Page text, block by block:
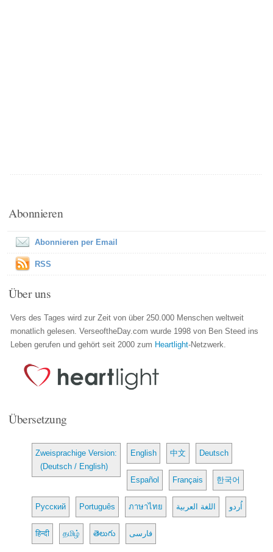
Abonnieren
Abonnieren per Email
RSS
Über uns
Vers des Tages wird zur Zeit von über 250.000 Menschen weltweit
monatlich gelesen. VerseoftheDay.com wurde 1998 von Ben Steed ins
Leben gerufen und gehört seit 2000 zum Heartlight-Netzwerk.
Übersetzung
Zweisprachige Version:
(Deutsch / English)
English 中文 Deutsch
Español Français 한국어
Русский Português ภาษาไทย اللغة العربية اُردو
हिन्दी தமிழ் తెలుగు فارسی